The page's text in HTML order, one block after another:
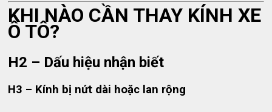
KHI NÀO CẦN THAY KÍNH XE
Ô TÔ?
H2 – Dấu hiệu nhận biết
H3 – Kính bị nứt dài hoặc lan rộng